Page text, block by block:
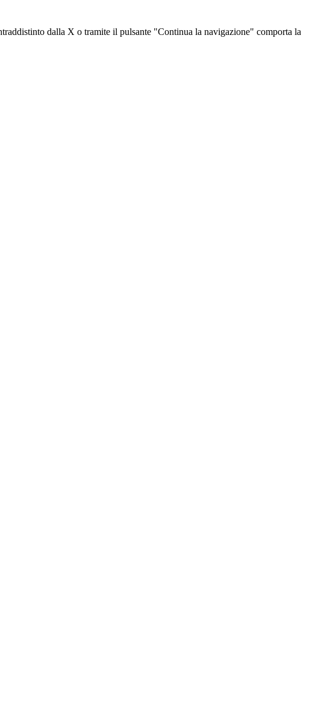
dalla X o tramite il pulsante "Continua la navigazione" comporta la